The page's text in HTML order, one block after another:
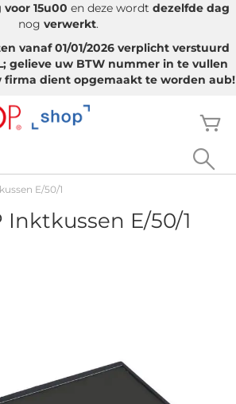
15u00 en deze wordt dezelfde dag
nog verwerkt.
vanaf 01/01/2026 verplicht verstuurd
gelieve uw BTW nummer in te vullen
firma dient opgemaakt te worden aub!
naar
E/50/1
Inktkussen E/50/1